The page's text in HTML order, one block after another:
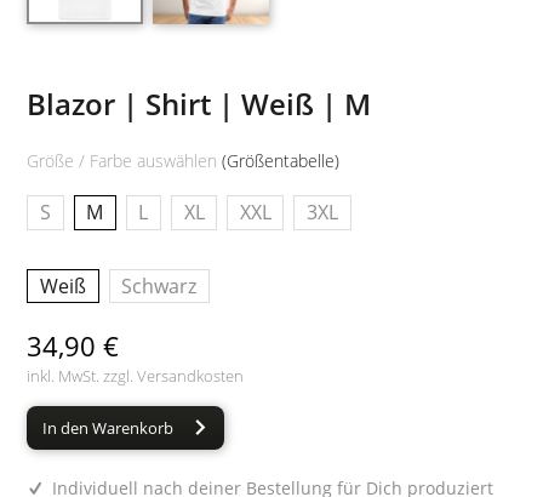
Blazor | Shirt | Weiß | M
Größe / Farbe auswählen(Größentabelle)
S M L XL XXL 3XL
Weiß Schwarz
34,90 €
inkl. MwSt. zzgl.Versandkosten
In den Warenkorb
Individuell nach deiner Bestellung für Dich produziert